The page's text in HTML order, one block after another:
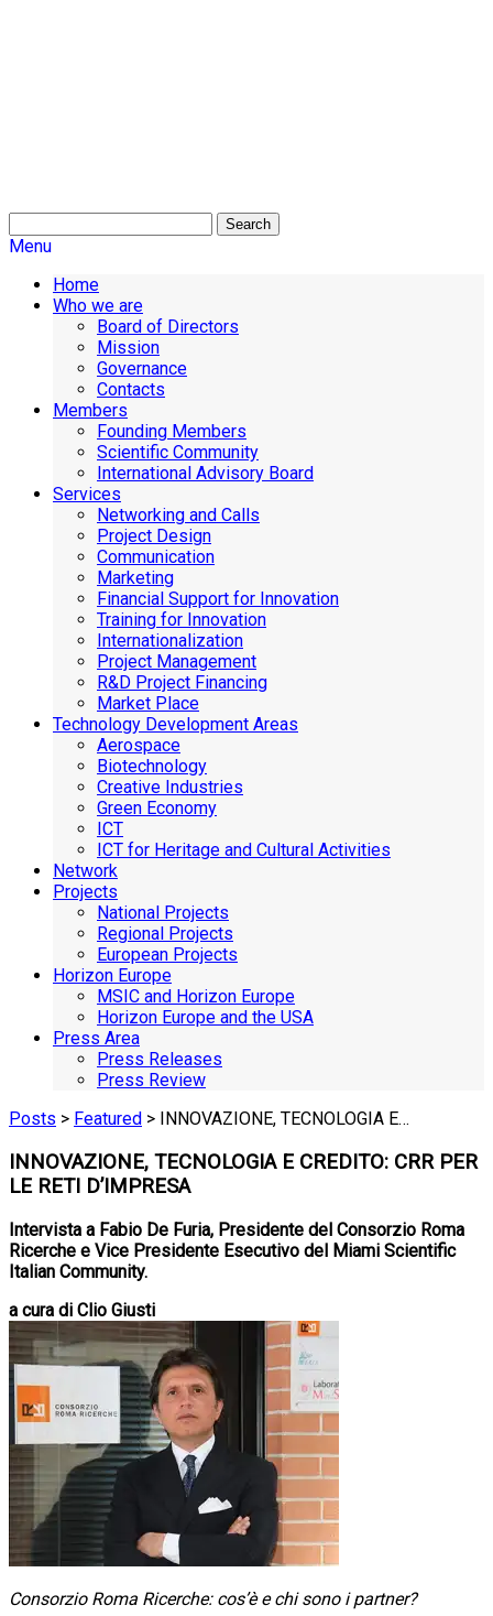
Search
Menu
Home
Who we are
Board of Directors
Mission
Governance
Contacts
Members
Founding Members
Scientific Community
International Advisory Board
Services
Networking and Calls
Project Design
Communication
Marketing
Financial Support for Innovation
Training for Innovation
Internationalization
Project Management
R&D Project Financing
Market Place
Technology Development Areas
Aerospace
Biotechnology
Creative Industries
Green Economy
ICT
ICT for Heritage and Cultural Activities
Network
Projects
National Projects
Regional Projects
European Projects
Horizon Europe
MSIC and Horizon Europe
Horizon Europe and the USA
Press Area
Press Releases
Press Review
Posts > Featured > INNOVAZIONE, TECNOLOGIA E…
INNOVAZIONE, TECNOLOGIA E CREDITO: CRR PER
LE RETI D’IMPRESA
Intervista a Fabio De Furia, Presidente del Consorzio Roma
Ricerche e Vice Presidente Esecutivo del Miami Scientific
Italian Community.
a cura di Clio Giusti
Consorzio Roma Ricerche: cos’è e chi sono i partner?